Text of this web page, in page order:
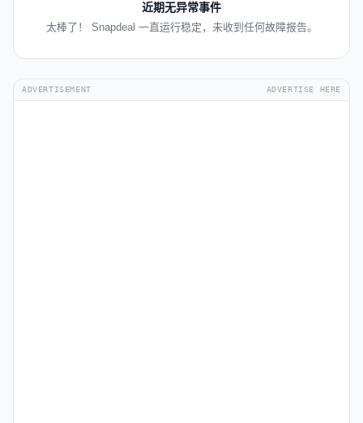
近期无异常事件
太棒了！ Snapdeal 一直运行稳定，未收到任何故障报告。
ADVERTISEMENT ADVERTISE HERE